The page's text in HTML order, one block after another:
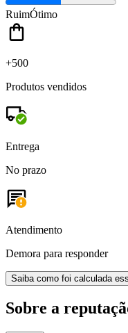
RuimÓtimo
+500
Produtos vendidos
Entrega
No prazo
Atendimento
Demora para responder
Saiba como foi calculada
Sobre a